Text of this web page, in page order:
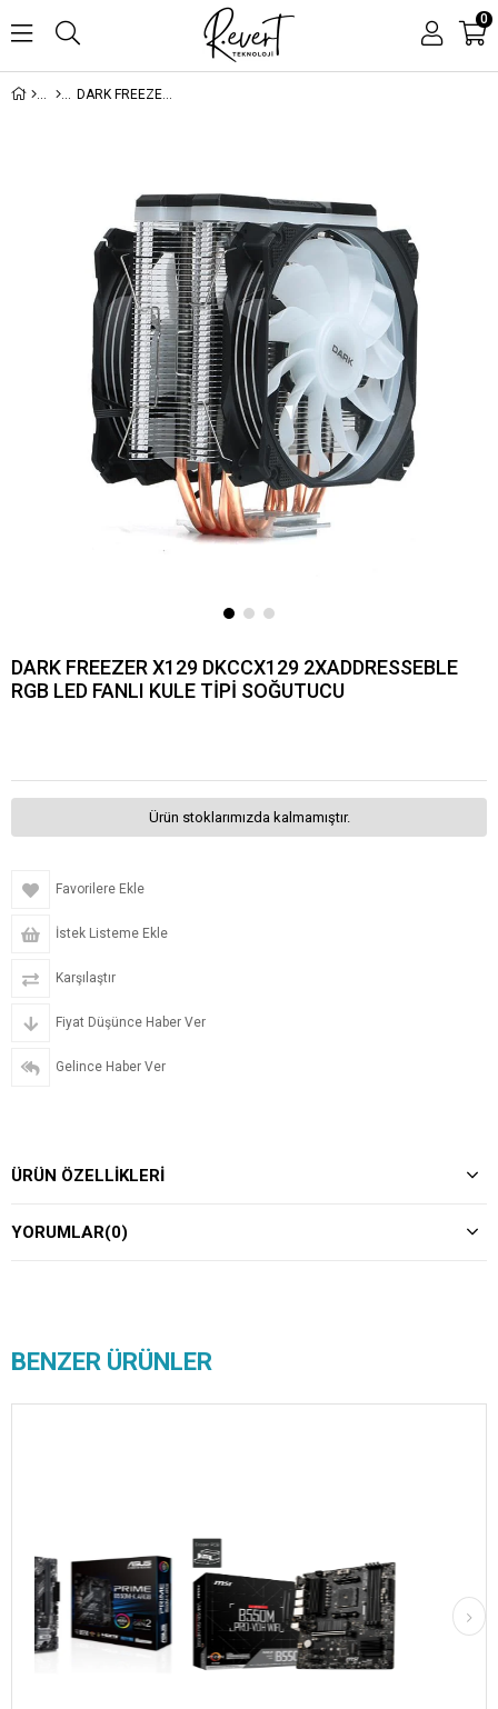
0
DARK FREEZER X129 DKCCX129 2XADDRESSEBLE RGB LED FANLI KULE TİPİ SOĞUTUCU
DARK FREEZER X129 DKCCX129 2XADDRESSEBLE
RGB LED FANLI KULE TİPİ SOĞUTUCU
Ürün stoklarımızda kalmamıştır.
Favorilere Ekle
İstek Listeme Ekle
Karşılaştır
Fiyat Düşünce Haber Ver
Gelince Haber Ver
ÜRÜN ÖZELLIKLERI
YORUMLAR(0)
BENZER ÜRÜNLER